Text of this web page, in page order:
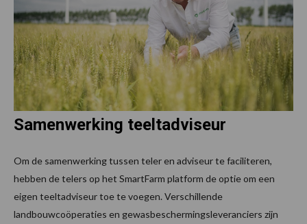
Samenwerking teeltadviseur
Om de samenwerking tussen teler en adviseur te faciliteren,
hebben de telers op het SmartFarm platform de optie om een
eigen teeltadviseur toe te voegen. Verschillende
landbouwcoöperaties en gewasbeschermingsleveranciers zijn